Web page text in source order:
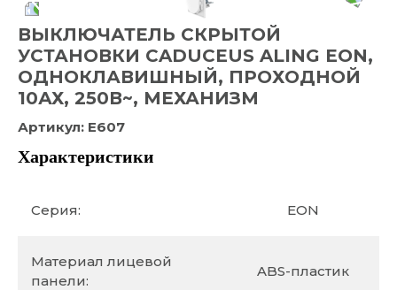
ВЫКЛЮЧАТЕЛЬ СКРЫТОЙ
УСТАНОВКИ CADUCEUS ALING EON,
ОДНОКЛАВИШНЫЙ, ПРОХОДНОЙ
10АХ, 250В~, МЕХАНИЗМ
Артикул: E607
Характеристики
Серия: EON
Материал лицевой
панели:
ABS-пластик